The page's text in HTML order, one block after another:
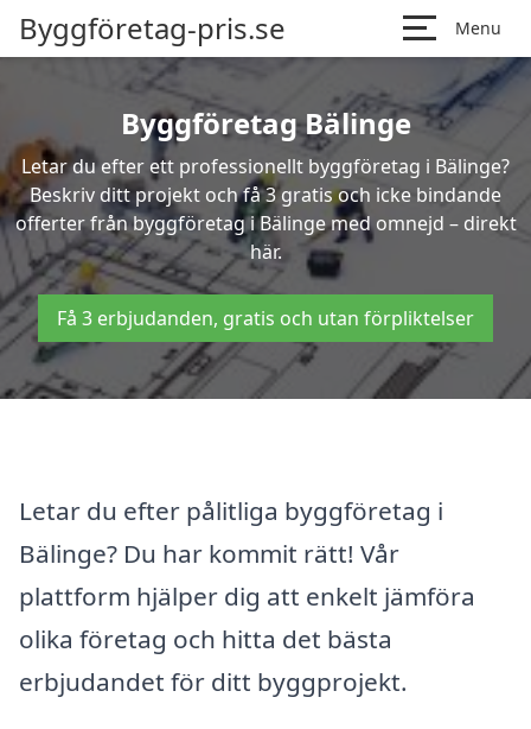
Byggföretag-pris.se Menu
Byggföretag Bälinge
Letar du efter ett professionellt byggföretag i Bälinge?
Beskriv ditt projekt och få 3 gratis och icke bindande
offerter från byggföretag i Bälinge med omnejd – direkt
här.
Få 3 erbjudanden, gratis och utan förpliktelser
Letar du efter pålitliga byggföretag i
Bälinge? Du har kommit rätt! Vår
plattform hjälper dig att enkelt jämföra
olika företag och hitta det bästa
erbjudandet för ditt byggprojekt.